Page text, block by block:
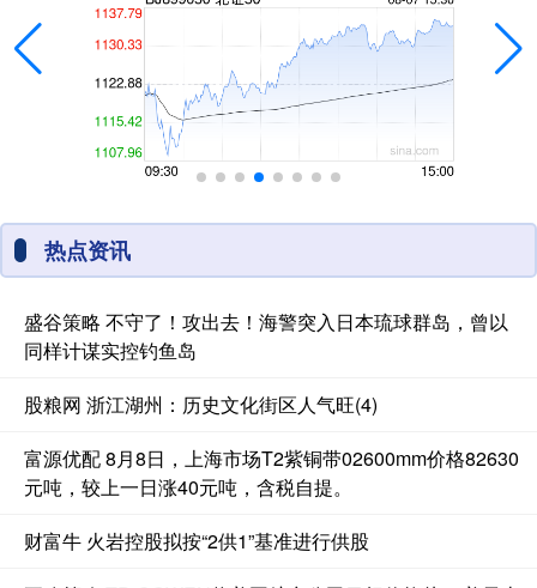
热点资讯
盛谷策略 不守了！攻出去！海警突入日本琉球群岛，曾以
同样计谋实控钓鱼岛
股粮网 浙江湖州：历史文化街区人气旺(4)
富源优配 8月8日，上海市场T2紫铜带02600mm价格82630
元吨，较上一日涨40元吨，含税自提。
财富牛 火岩控股拟按“2供1”基准进行供股